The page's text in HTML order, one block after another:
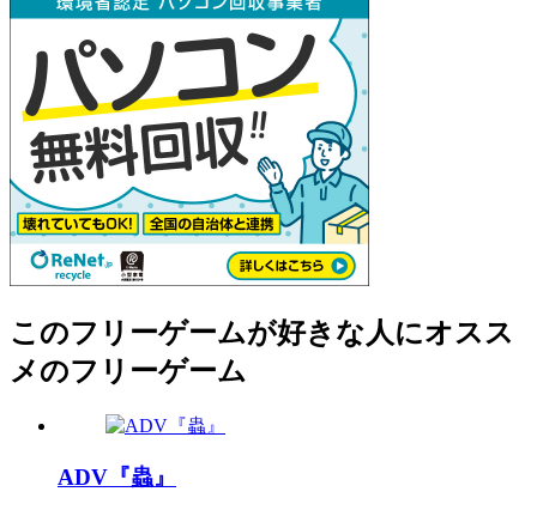
このフリーゲームが好きな人にオスス
メのフリーゲーム
ADV『蟲』